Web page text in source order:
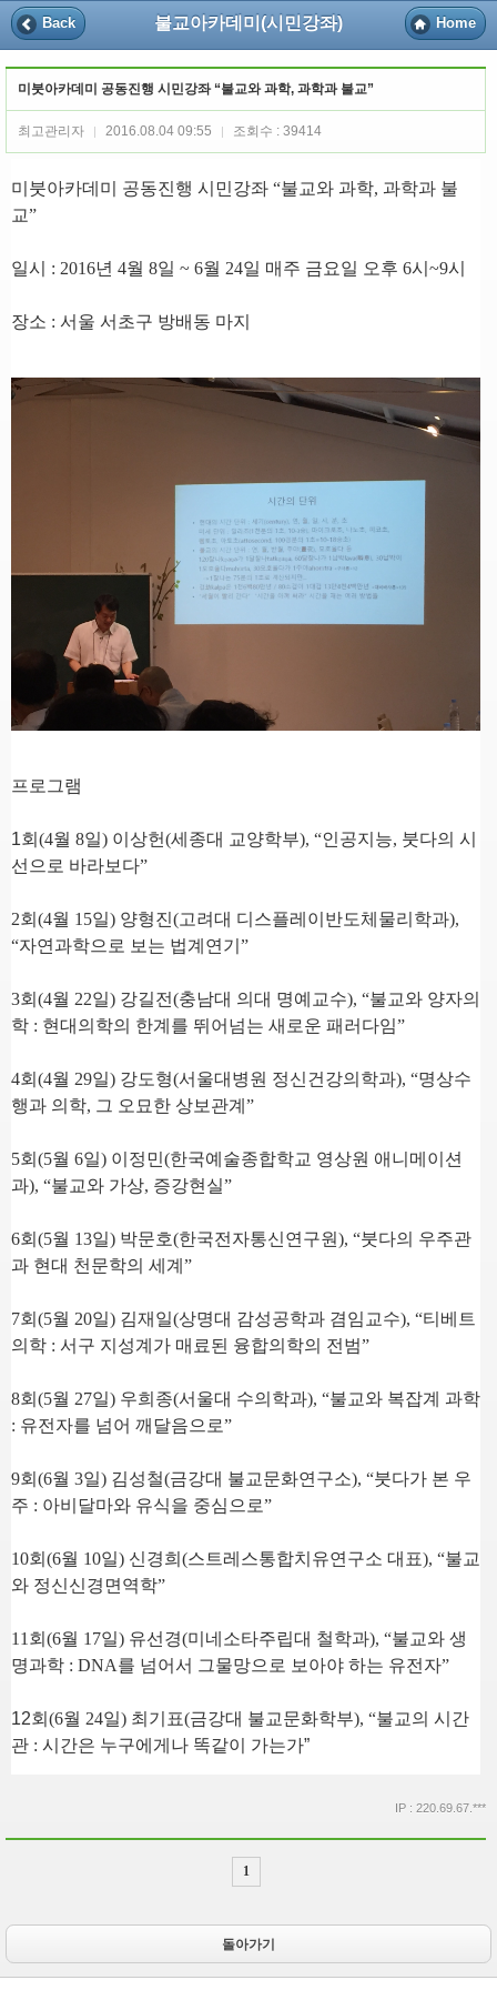
Back 불교아카데미(시민강좌) Home
미붓아카데미 공동진행 시민강좌 “불교와 과학, 과학과 불교”
최고관리자 2016.08.04 09:55 조회수 : 39414
미붓아카데미 공동진행 시민강좌 “불교와 과학, 과학과 불
교”
일시 : 2016년 4월 8일 ~ 6월 24일 매주 금요일 오후 6시 ~9시
장소 : 서울 서초구 방배동 마지
프로그램
1회 (4월 8일) 이상헌(세종대 교양학부), “인공지능, 붓다의 시
선으로 바라보다”
2회 (4월 15일) 양형진(고려대 디스플레이반도체물리학과),
“자연과학으로 보는 법계연기 ”
3회 (4월 22일) 강길전(충남대 의대 명예교수), “불교와 양자의
학 : 현대의학의 한계를 뛰어넘는 새로운 패러다임”
4회 (4월 29일) 강도형(서울대병원 정신건강의학과), “명상수
행과 의학, 그 오묘한 상보관계 ”
5회 (5월 6일) 이정민(한국예술종합학교 영상원 애니메이션
과), “불교와 가상, 증강현실”
6회 (5월 13일) 박문호(한국전자통신연구원), “붓다의 우주관
과 현대 천문학의 세계 ”
7회 (5월 20일) 김재일(상명대 감성공학과 겸임교수), “티베트
의학 : 서구 지성계가 매료된 융합의학의 전범”
8회 (5월 27일) 우희종(서울대 수의학과), “불교와 복잡계 과학
: 유전자를 넘어 깨달음으로”
9회 (6월 3일) 김성철(금강대 불교문화연구소), “붓다가 본 우
주 : 아비달마와 유식을 중심으로”
10회 (6월 10일) 신경희 (스트레스통합치유연구소 대표), “불교
와 정신신경면역학”
11 회 (6월 17일) 유선경(미네소타주립대 철학과), “불교와 생
명과학 : DNA를 넘어서 그물망으로 보아야 하는 유전자”
12회 (6월 24일) 최기표(금강대 불교문화학부), “불교의 시간
관 : 시간은 누구에게나 똑같이 가는가”
IP : 220.69.67.***
1
돌아가기